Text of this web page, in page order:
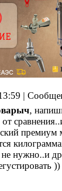
|
,
нужно..и
))